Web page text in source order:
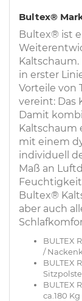
Bultex®
Bultex® ist
in erster
Vorteile von
vereint: Das
Damit
Kaltschaum
mit einem
individuell
Maß an
Bultex®
aber auch
BULTEX
/
BULTEX
BULTEX
ca.180 Kg